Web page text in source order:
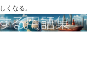
くなる。